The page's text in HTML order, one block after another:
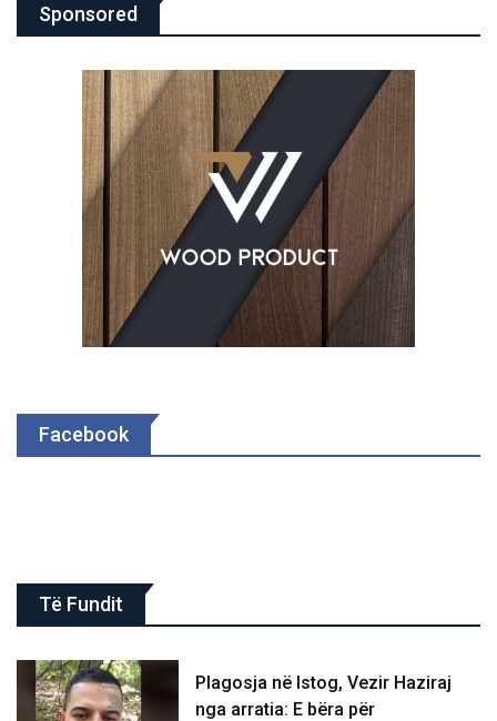
Sponsored
Facebook
Të Fundit
Plagosja në Istog, Vezir Haziraj
nga arratia: E bëra për